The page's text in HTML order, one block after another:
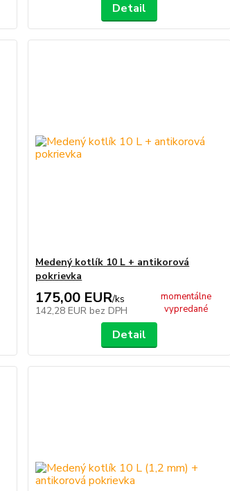
Detail
Medený kotlík 10 L + antikorová
pokrievka
175,00 EUR/ks
142,28 EUR bez DPH
momentálne
vypredané
Detail